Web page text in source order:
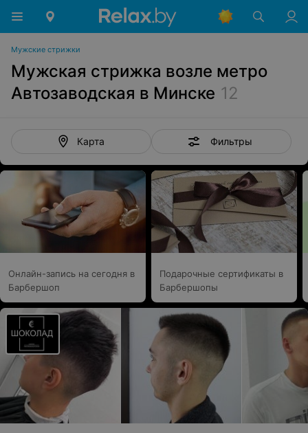
Мужские стрижки
Мужская стрижка возле метро
Автозаводская в Минске 12
Карта Фильтры
Онлайн-запись на сегодня в
Барбершоп
Подарочные сертификаты в
Барбершопы